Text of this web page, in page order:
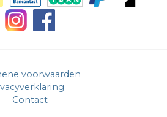
voorwaarden
Contact